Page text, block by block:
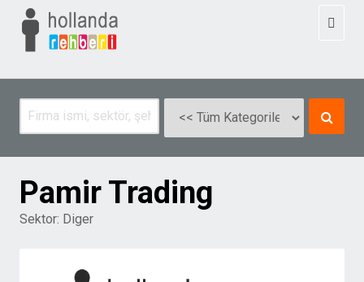
Pamir Trading
Sektor: Diger